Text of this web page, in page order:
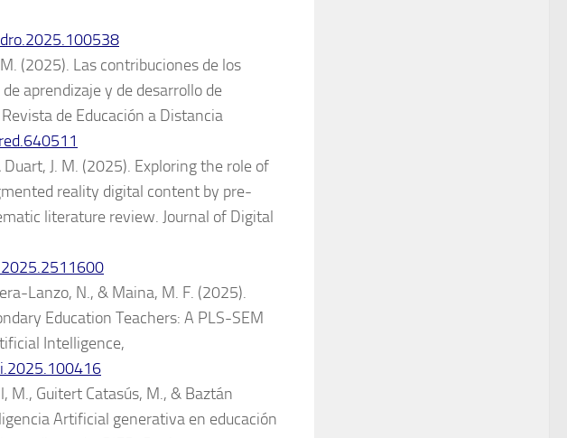
(2025). Las contribuciones de los
aprendizaje y de desarrollo de
de Educación a Distancia
J. M. (2025). Exploring the role of
reality digital content by pre-
literature review. Journal of Digital
Lanzo, N., & Maina, M. F. (2025).
Education Teachers: A PLS-SEM
Intelligence,
M., Guitert Catasús, M., & Baztán
Artificial generativa en educación